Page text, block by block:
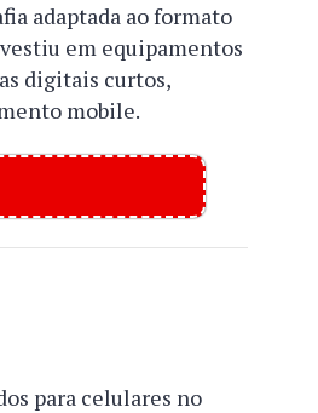
adaptada ao formato
em equipamentos
digitais curtos,
mobile.
para celulares no